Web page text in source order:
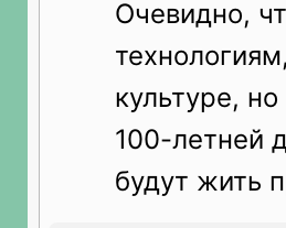
Очевидно,
культуре,
100-летней
будут жить